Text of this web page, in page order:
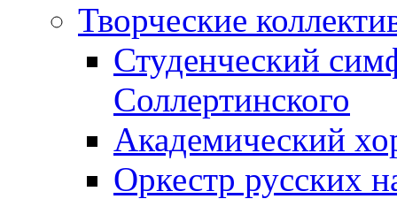
Творческие
Студенческий
Соллертинского
Академический
Оркестр русских